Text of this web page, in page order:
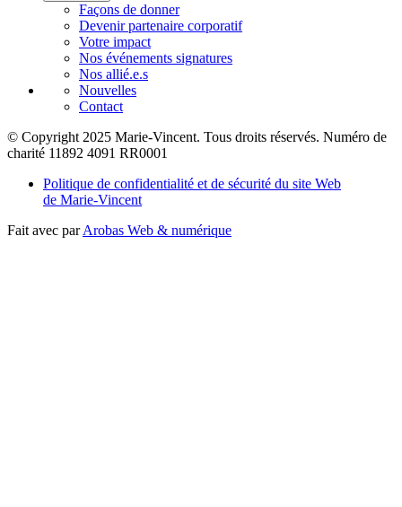
Façons de donner
Devenir partenaire corporatif
Votre impact
Nos événements signatures
Nos allié.e.s
Nouvelles
Contact
© Copyright 2025 Marie-Vincent. Tous droits réservés. Numéro de
charité 11892 4091 RR0001
Politique de confidentialité et de sécurité du site Web
de Marie-Vincent
Fait avec parArobas Web & numérique